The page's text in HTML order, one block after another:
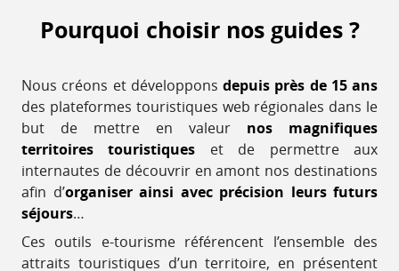
Pourquoi choisir nos guides ?
Nous créons et développons depuis près de 15 ans
des plateformes touristiques web régionales dans le
but de mettre en valeur nos magnifiques
territoires touristiques et de permettre aux
internautes de découvrir en amont nos destinations
afin d’organiser ainsi avec précision leurs futurs
séjours…
Ces outils e-tourisme référencent l’ensemble des
attraits touristiques d’un territoire, en présentent